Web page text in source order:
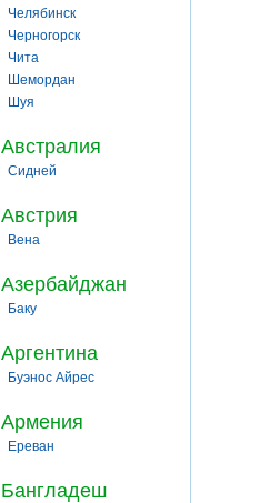
Челябинск
Черногорск
Чита
Шемордан
Шуя
Австралия
Сидней
Австрия
Вена
Азербайджан
Баку
Аргентина
Буэнос Айрес
Армения
Ереван
Бангладеш